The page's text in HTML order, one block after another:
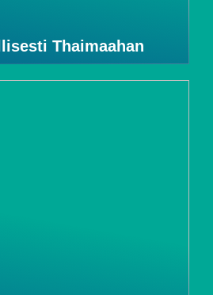
Thaimaahan